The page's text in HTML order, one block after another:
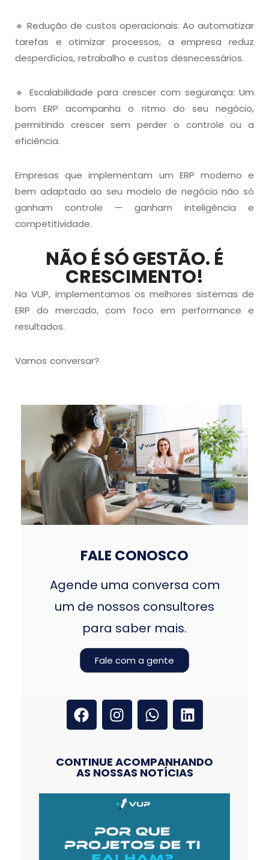
🔹 Redução de custos operacionais: Ao automatizar
tarefas e otimizar processos, a empresa reduz
desperdícios, retrabalho e custos desnecessários.
🔹 Escalabilidade para crescer com segurança: Um
bom ERP acompanha o ritmo do seu negócio,
permitindo crescer sem perder o controle ou a
eficiência.
Empresas que implementam um ERP moderno e
bem adaptado ao seu modelo de negócio não só
ganham controle — ganham inteligência e
competitividade.
NÃO É SÓ GESTÃO. É
CRESCIMENTO!
Na VUP, implementamos os melhores sistemas de
ERP do mercado, com foco em performance e
resultados.
Vamos conversar?
FALE CONOSCO
Agende uma conversa com
um de nossos consultores
para saber mais.
Fale com a gente
CONTINUE ACOMPANHANDO
AS NOSSAS NOTÍCIAS